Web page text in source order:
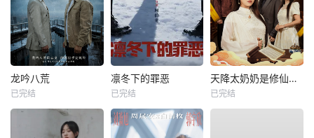
龙吟八荒
已完结
凛冬下的罪恶
已完结
天降太奶奶是修仙老祖
已完结